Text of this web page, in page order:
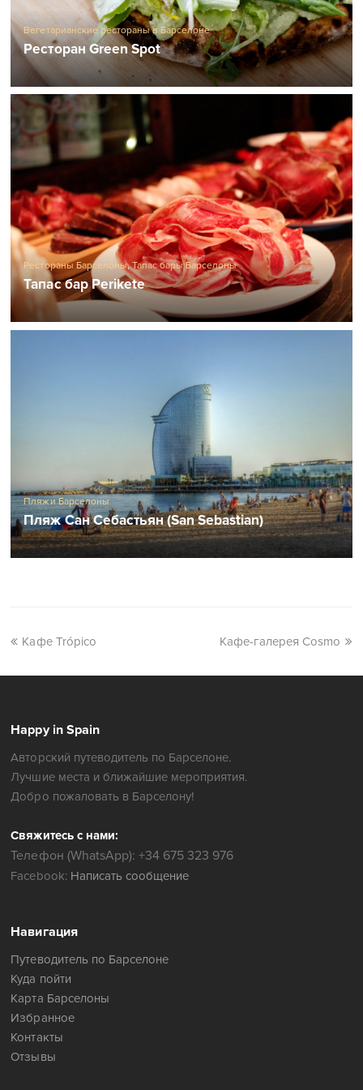
Вегетарианские рестораны в Барселоне
Ресторан Green Spot
Рестораны Барселоны,Тапас бары Барселоны
Тапас бар Perikete
Пляжи Барселоны
Пляж Сан Себастьян (San Sebastian)
Happy in Spain
Авторский путеводитель по Барселоне.
Лучшие места и ближайшие мероприятия.
Свяжитесь с нами:
Телефон (WhatsApp): +34 675 323 976
Навигация
Путеводитель по Барселоне
Куда пойти
Карта Барселоны
Избранное
Контакты